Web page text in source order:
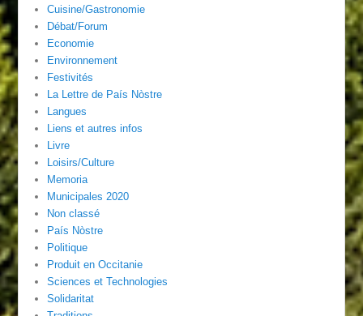
Cuisine/Gastronomie
Débat/Forum
Economie
Environnement
Festivités
La Lettre de País Nòstre
Langues
Liens et autres infos
Livre
Loisirs/Culture
Memoria
Municipales 2020
Non classé
País Nòstre
Politique
Produit en Occitanie
Sciences et Technologies
Solidaritat